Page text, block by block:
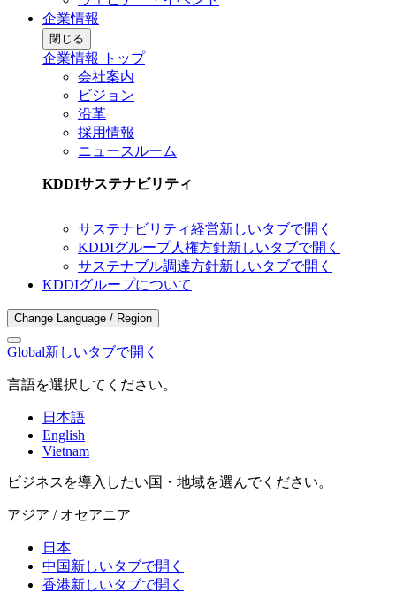
企業情報
閉じる
企業情報 トップ
会社案内
ビジョン
沿革
採用情報
ニュースルーム
KDDIサステナビリティ
サステナビリティ経営新しいタブで開く
KDDIグループ人権方針新しいタブで開く
サステナブル調達方針新しいタブで開く
KDDIグループについて
Change Language / Region
Global新しいタブで開く
言語を選択してください。
日本語
English
Vietnam
ビジネスを導入したい国・地域を選んでください。
アジア / オセアニア
日本
中国新しいタブで開く
香港新しいタブで開く